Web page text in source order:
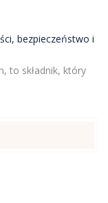
bezpieczeństwo i
to składnik, który